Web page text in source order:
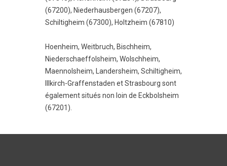
(67200), Niederhausbergen (67207),
Schiltigheim (67300), Holtzheim (67810)
Hoenheim, Weitbruch, Bischheim,
Niederschaeffolsheim, Wolschheim,
Maennolsheim, Landersheim, Schiltigheim,
Illkirch-Graffenstaden etStrasbourg sont
également situés non loin de Eckbolsheim
(67201).